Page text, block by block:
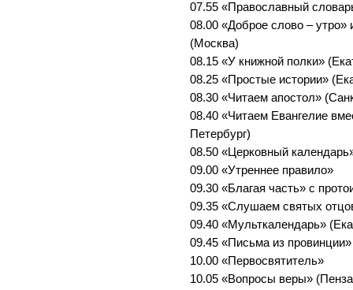
07.55 «Православный
08.00 «Доброе слово –
(Москва)
08.15 «У книжной полки»
08.25 «Простые истории»
08.30 «Читаем апостол»
08.40 «Читаем Евангелие
Петербург)
08.50 «Церковный
09.00 «Утреннее правило»
09.30 «Благая часть» с
09.35 «Слушаем святых
09.40 «Мульткалендарь»
09.45 «Письма из
10.00 «Первосвятитель»
10.05 «Вопросы веры»